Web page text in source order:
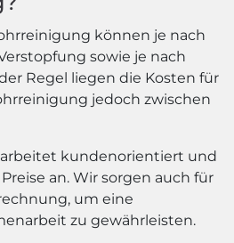
können je nach
sowie je nach
Regel liegen die Kosten für
jedoch zwischen
kundenorientiert und
an. Wir sorgen auch für
um eine
zu gewährleisten.